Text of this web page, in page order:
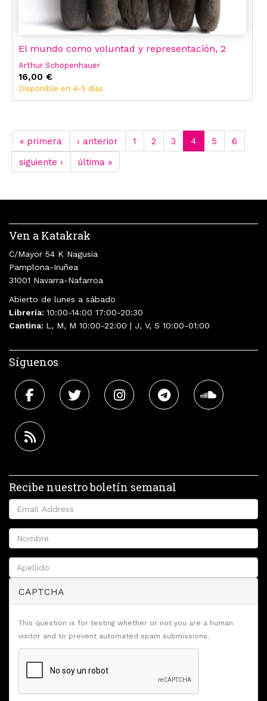
El mundo como voluntad y representación, 2
Arthur Schopenhauer
16,00 €
Disponible en 4-5 días
« primera ‹ anterior 1 2 3 4 5
6
siguiente ›
última »
Ven a Katakrak
C/Mayor 54 K Nagusia
Pamplona-Iruñea
31001 Navarra-Nafarroa
Abierto de lunes a sábado
Librería: 10:00-14:00 17:00-20:30
Cantina: L, M, M 10:00-22:00 | J, V, S 10:00-01:00
Síguenos
Recibe nuestro boletín semanal
CAPTCHA
This question is for testing whether or not you are a human
visitor and to prevent automated spam submissions.